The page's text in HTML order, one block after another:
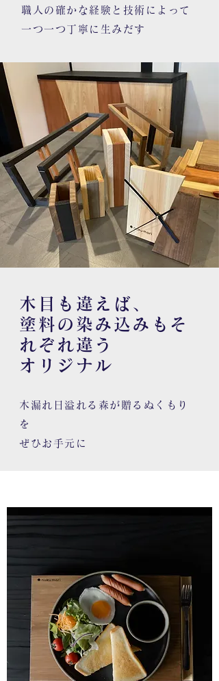
職人の確かな経験と技術によって
一つ一つ丁寧に生みだす
木目も違えば、
塗料の染み込みもそ
れぞれ違う
オリジナル
木漏れ日溢れる森が贈るぬくもり
を
ぜひお手元に